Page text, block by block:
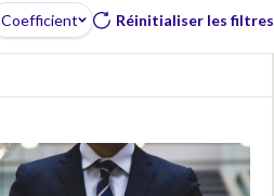
Coefficient Réinitialiser les filtres